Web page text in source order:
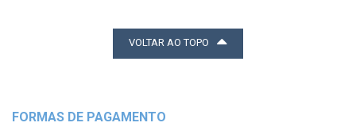
VOLTAR AO TOPO
FORMAS DE PAGAMENTO